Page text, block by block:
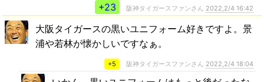
+23
阪神タイガースファンさん 2022,2/4 16:42
大阪タイガースの黒いユニフォーム好きですよ。景
浦や若林が懐かしいですなぁ。
+5 阪神タイガースファンさん 2022,2/4 18:04